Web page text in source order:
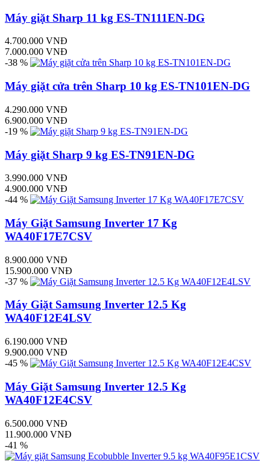
Máy giặt Sharp 11 kg ES-TN111EN-DG
4.700.000 VNĐ
7.000.000 VNĐ
-38 %
Máy giặt cửa trên Sharp 10 kg ES-TN101EN-DG
4.290.000 VNĐ
6.900.000 VNĐ
-19 %
Máy giặt Sharp 9 kg ES-TN91EN-DG
3.990.000 VNĐ
4.900.000 VNĐ
-44 %
Máy Giặt Samsung Inverter 17 Kg
WA40F17E7CSV
8.900.000 VNĐ
15.900.000 VNĐ
-37 %
Máy Giặt Samsung Inverter 12.5 Kg
WA40F12E4LSV
6.190.000 VNĐ
9.900.000 VNĐ
-45 %
Máy Giặt Samsung Inverter 12.5 Kg
WA40F12E4CSV
6.500.000 VNĐ
11.900.000 VNĐ
-41 %